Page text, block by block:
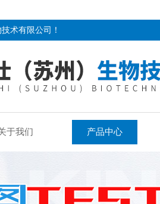
术有限公司！
于我们 产品中心